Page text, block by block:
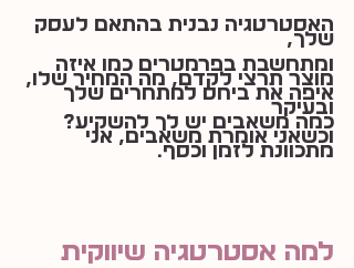
האסטרטגיה נבנית בהתאם לעסק
שלך,
ומתחשבת בפרמטרים כמו איזה
מוצר תרצי לקדם, מה המחיר שלו,
איפה את ביחס למתחרים שלך
ובעיקר
כמה משאבים יש לך להשקיע?
וכשאני אומרת משאבים, אני
מתכוונת לזמן וכסף.
למה אסטרטגיה שיווקית